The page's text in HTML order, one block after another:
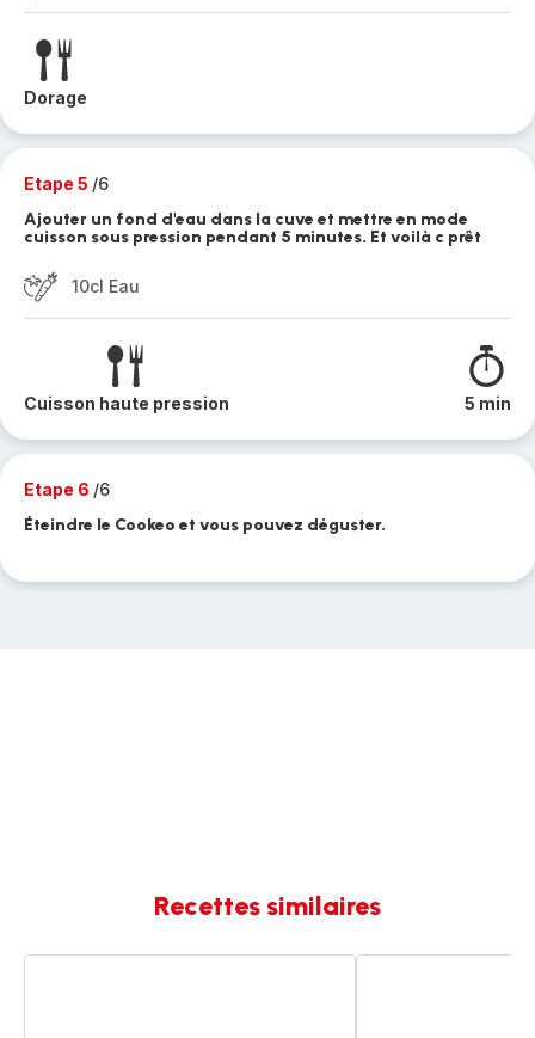
Dorage
Etape 5 /6
Ajouter un fond d'eau dans la cuve et mettre en mode
cuisson sous pression pendant 5 minutes. Et voilà c prêt
10cl Eau
Cuisson haute pression 5 min
Etape 6 /6
Éteindre le Cookeo et vous pouvez déguster.
Recettes similaires